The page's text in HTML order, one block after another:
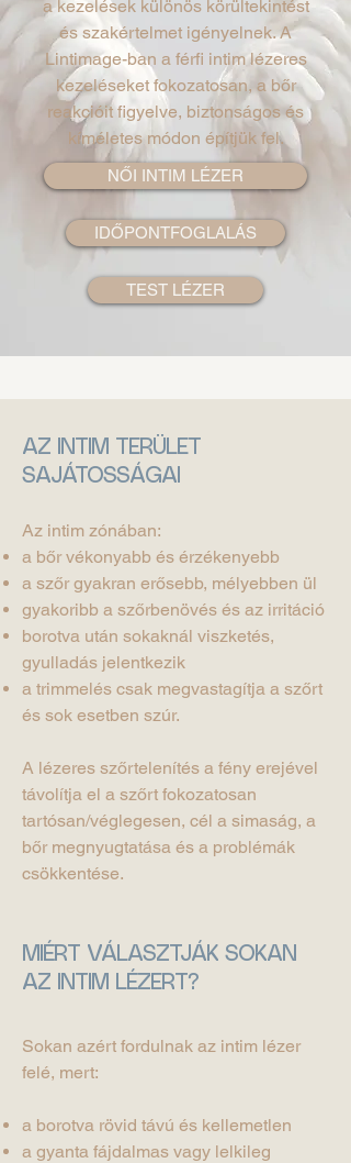
a kezelések különös körültekintést
és szakértelmet igényelnek. A
Lintimage-ban a férfi intim lézeres
kezeléseket fokozatosan, a bőr
reakcióit figyelve, biztonságos és
kíméletes módon építjük fel.
NŐI INTIM LÉZER
IDŐPONTFOGLALÁS
TEST LÉZER
AZ INTIM TERÜLET
SAJÁTOSSÁGAI
Az intim zónában:
a bőr vékonyabb és érzékenyebb
a szőr gyakran erősebb, mélyebben ül
gyakoribb a szőrbenövés és az irritáció
borotva után sokaknál viszketés,
gyulladás jelentkezik
a trimmelés csak megvastagítja a szőrt
és sok esetben szúr.
A lézeres szőrtelenítés a fény erejével
távolítja el a szőrt fokozatosan
tartósan/véglegesen, cél a simaság, a
bőr megnyugtatása és a problémák
csökkentése.
MIÉRT VÁLASZTJÁK SOKAN
AZ INTIM LÉZERT?
Sokan azért fordulnak az intim lézer
felé, mert:
a borotva rövid távú és kellemetlen
a gyanta fájdalmas vagy lelkileg